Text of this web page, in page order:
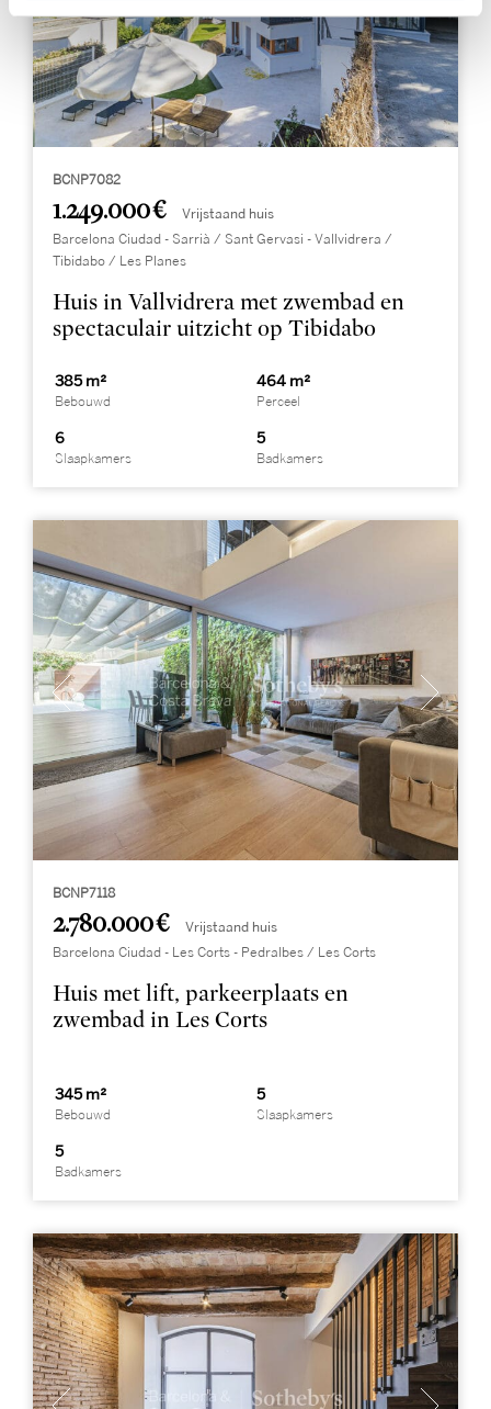
BCNP7082
1.249.000 € Vrijstaand huis
Barcelona Ciudad - Sarrià / Sant Gervasi - Vallvidrera /
Tibidabo / Les Planes
Huis in Vallvidrera met zwembad en
spectaculair uitzicht op Tibidabo
385 m²
Bebouwd
464 m²
Perceel
6
Slaapkamers
5
Badkamers
BCNP7118
2.780.000 € Vrijstaand huis
Barcelona Ciudad - Les Corts - Pedralbes / Les Corts
Huis met lift, parkeerplaats en
zwembad in Les Corts
345 m²
Bebouwd
5
Slaapkamers
5
Badkamers